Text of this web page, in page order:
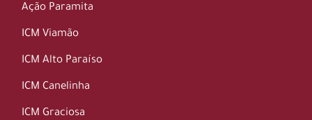
Ação Paramita
ICM Viamão
ICM Alto Paraíso
ICM Canelinha
ICM Graciosa